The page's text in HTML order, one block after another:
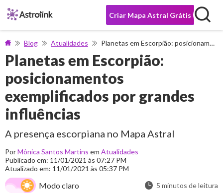
Criar Mapa Astral Grátis
Blog Atualidades Planetas em Escorpião: posicionamentos exemplificados por grandes influências
Planetas em Escorpião:
posicionamentos
exemplificados por grandes
influências
A presença escorpiana no Mapa Astral
PorMônica Santos Martins em Atualidades
Publicado em: 11/01/2021 às 07:27 PM
Atualizado em: 11/01/2021 às 05:37 PM
Modo claro 5 minutos de leitura